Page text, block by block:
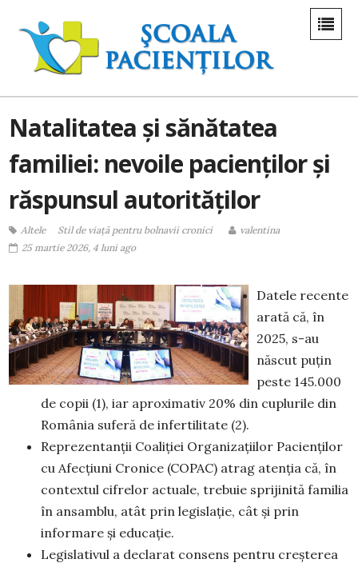
Natalitatea și sănătatea
familiei: nevoile pacienților și
răspunsul autorităților
Altele Stil de viaţă pentru bolnavii cronici
valentina
25 martie 2026, 4 luni ago
Datele recente
arată că, în
2025, s-au
născut puțin
peste 145.000
de copii (1), iar aproximativ 20% din cuplurile din
România suferă de infertilitate (2).
Reprezentanții Coaliției Organizațiilor Pacienților
cu Afecțiuni Cronice (COPAC) atrag atenția că, în
contextul cifrelor actuale, trebuie sprijinită familia
în ansamblu, atât prin legislație, cât și prin
informare și educație.
Legislativul a declarat consens pentru creșterea